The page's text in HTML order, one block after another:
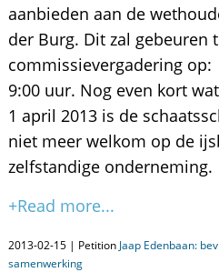
aanbieden aan de
der Burg. Dit zal gebeuren
commissievergadering op:
9:00 uur. Nog even kort
1 april 2013 is de
niet meer welkom op de
zelfstandige onderneming.
+Read more...
2013-02-15 | Petition Jaap Edenbaan:
samenwerking